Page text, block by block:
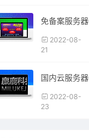
2022-08-
21
2022-08-
23